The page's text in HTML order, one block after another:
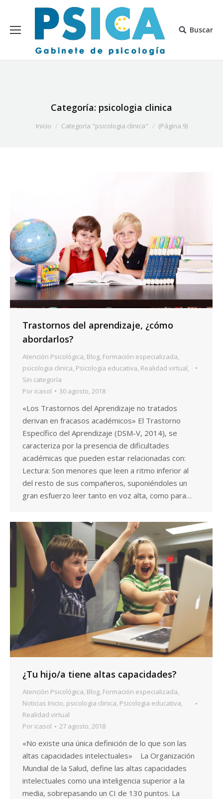
Buscar
Categoría: psicologia clinica
Estás aquí:
Inicio Categoría "psicologia clinica" (Página 9)
Trastornos del aprendizaje, ¿cómo
abordarlos?
Atención Psicológica Blog Formación especializada
psicologia clinica Psicologia educativa Realidad virtual
Sin categoría
Por icasol 30 agosto, 2018
«Los Trastornos del Aprendizaje no tratados
derivan en fracasos académicos» El Trastorno
Específico del Aprendizaje (DSM-V, 2014), se
caracteriza por la presencia de dificultades
académicas que pueden estar relacionadas con:
Lectura: Son menores que leen a ritmo inferior al
del resto de sus compañeros, suponiéndoles un
gran esfuerzo leer tanto en voz alta, como para…
¿Tu hijo/a tiene altas capacidades?
Atención Psicológica, Blog, Formación especializada,
Noticias Inicio, psicologia clinica, Psicologia educativa,
Realidad virtual
Por icasol 27 agosto, 2018
«No existe una única definición de lo que son las
altas capacidades intelectuales» La Organización
Mundial de la Salud, define las altas capacidades
intelectuales como una inteligencia superior a la
media, sobrepasando un CI de 130 puntos. La